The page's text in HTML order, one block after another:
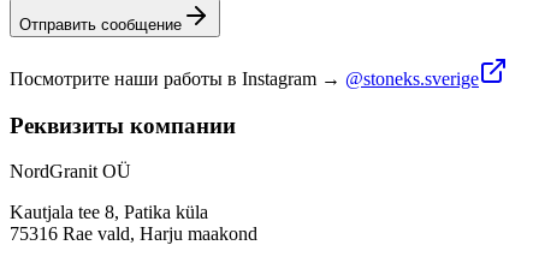
Отправить сообщение
Посмотрите наши работы в Instagram → @stoneks.sverige
Реквизиты компании
NordGranit OÜ
Kautjala tee 8, Patika küla
75316 Rae vald, Harju maakond